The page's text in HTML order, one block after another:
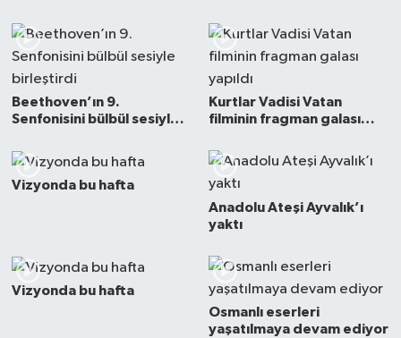
Beethoven’ın 9.
Senfonisini bülbül sesiyle
Kurtlar Vadisi Vatan
filminin fragman galası
Vizyonda bu hafta
Anadolu Ateşi Ayvalık’ı
yaktı
Vizyonda bu hafta
Osmanlı eserleri
yaşatılmaya devam ediyor